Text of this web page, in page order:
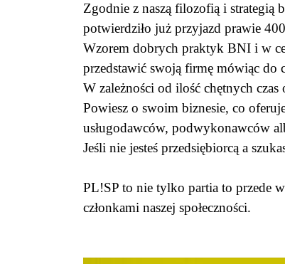
Zgodnie z naszą filozofią i strategią
potwierdziło już przyjazd prawie
Wzorem dobrych praktyk BNI i w
przedstawić swoją firmę mówiąc do
W zależności od ilość chętnych
Powiesz o swoim biznesie, co
usługodawców, podwykonawców
Jeśli nie jesteś przedsiębiorcą a
PL!SP to nie tylko partia to przede
członkami naszej społeczności.